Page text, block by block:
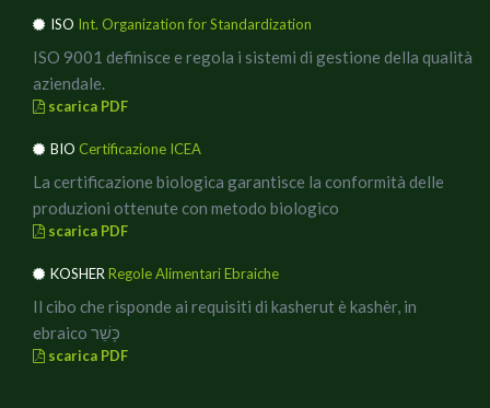
ISO Int. Organization for Standardization
ISO 9001 definisce e regola i sistemi di gestione della qualità
aziendale.
scarica PDF
BIO Certificazione ICEA
La certificazione biologica garantisce la conformità delle
produzioni ottenute con metodo biologico
scarica PDF
KOSHER Regole Alimentari Ebraiche
Il cibo che risponde ai requisiti di kasherut è kashèr, in
ebraico כָּשֵׁר
scarica PDF